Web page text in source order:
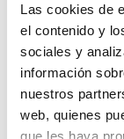
Las cookies de
el contenido y
sociales y
información
nuestros
web, quienes
que les haya
entonado.
Aludium
primeros
obligaban